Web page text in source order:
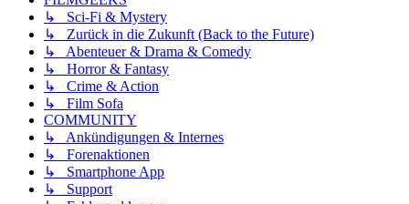
↳ Sci-Fi & Mystery
↳ Zurück in die Zukunft (Back to the Future)
↳ Abenteuer & Drama & Comedy
↳ Horror & Fantasy
↳ Crime & Action
↳ Film Sofa
COMMUNITY
↳ Ankündigungen & Internes
↳ Forenaktionen
↳ Smartphone App
↳ Support